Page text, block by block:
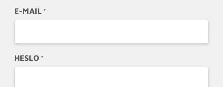
E-MAIL
HESLO